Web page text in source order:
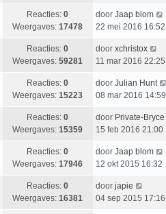
Reacties:0
Weergaves:17478
door Jaap blom
22 mei 2016 16:52
Reacties:0
Weergaves:59281
door xchristox
11 mar 2016 22:25
Reacties:0
Weergaves:15223
door Julian Hunt
08 mar 2016 14:59
Reacties:0
Weergaves:15359
door Private-Bryce
15 feb 2016 21:00
Reacties:0
Weergaves:17946
door Jaap blom
12 okt 2015 16:32
Reacties:0
Weergaves:16381
door japie
04 sep 2015 17:16